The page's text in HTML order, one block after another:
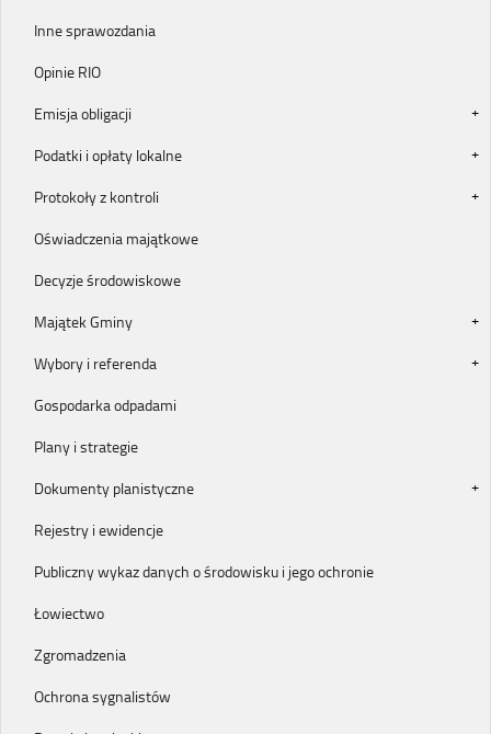
Inne sprawozdania
Opinie RIO
Emisja obligacji
Podatki i opłaty lokalne
Protokoły z kontroli
Oświadczenia majątkowe
Decyzje środowiskowe
Majątek Gminy
Wybory i referenda
Gospodarka odpadami
Plany i strategie
Dokumenty planistyczne
Rejestry i ewidencje
Publiczny wykaz danych o środowisku i jego ochronie
Łowiectwo
Zgromadzenia
Ochrona sygnalistów